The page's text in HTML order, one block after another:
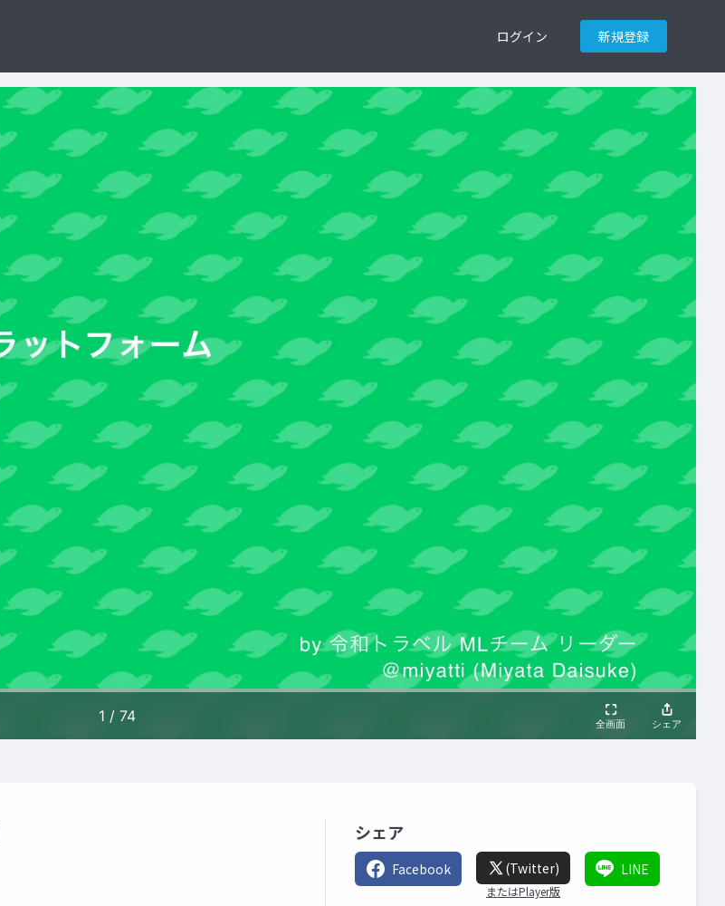
ログイン 新規登録
シェア
Facebook (Twitter)
またはPlayer版
LINE